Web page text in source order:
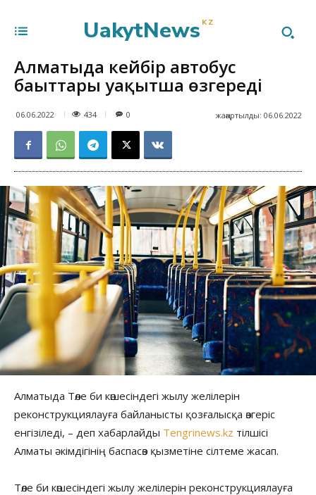
UakytNews KZ
Алматыда кейбір автобус
бағыттары уақытша өзгереді
06.06.2022 434 жаңартылды: 06.06.2022
0
Алматыда Төле би көшесіндегі жылу желілерін
реконструкциялауға байланысты қозғалысқа өзгеріс
енгізіледі, – деп хабарлайды Tengrinews.kz тілшісі
Алматы әкімдігінің баспасөз қызметіне сілтеме жасап.
Төле би көшесіндегі жылу желілерін реконструкциялауға